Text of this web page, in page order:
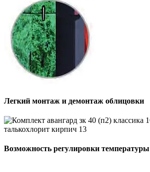
Легкий монтаж и демонтаж облицовки
Возможность регулировки